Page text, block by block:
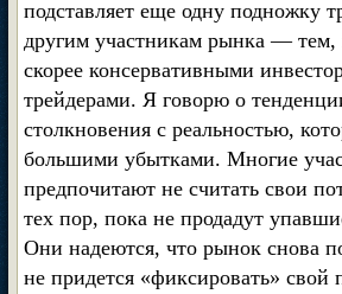
подставляет еще одну подножку
другим участникам рынка — тем,
скорее консервативными
трейдерами. Я говорю о
столкновения с реальностью,
большими убытками. Многие
предпочитают не считать свои
тех пор, пока не продадут
Они надеются, что рынок снова
не придется «фиксировать»